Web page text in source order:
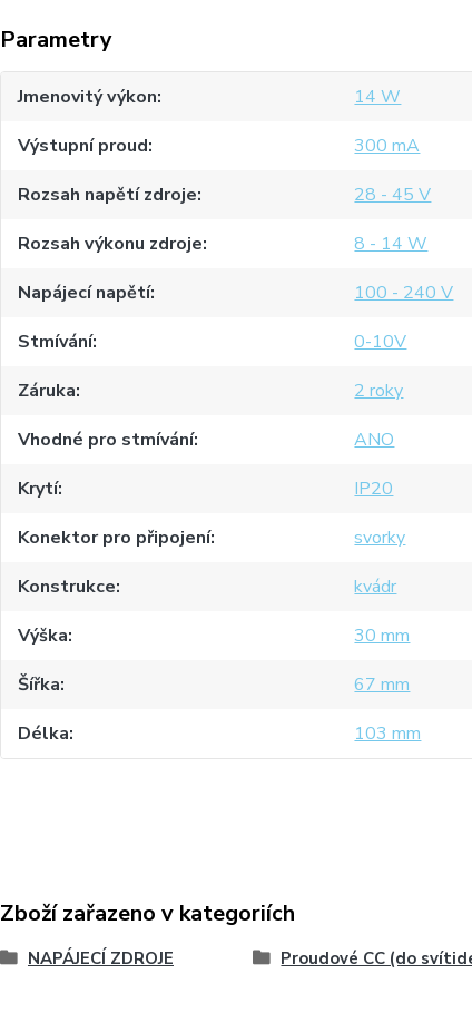
Parametry
Jmenovitý výkon
14 W
Výstupní proud
300 mA
Rozsah napětí zdroje
28 - 45 V
Rozsah výkonu zdroje
8 - 14 W
Napájecí napětí
100 - 240 V
Stmívání
0-10V
Záruka
2 roky
Vhodné pro stmívání
ANO
Krytí
IP20
Konektor pro připojení
svorky
Konstrukce
kvádr
Výška
30 mm
Šířka
67 mm
Délka
103 mm
Zboží zařazeno v kategoriích
NAPÁJECÍ ZDROJE Proudové CC (do